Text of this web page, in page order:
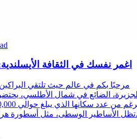
اغمر نفسك في الثقافة الأيسلندية:
مرحبًا بكم في عالم حيث تلتقي البراكين
الضائع في شمال الأطلسي،
الأساطير الوسطى، مثل أسطورة